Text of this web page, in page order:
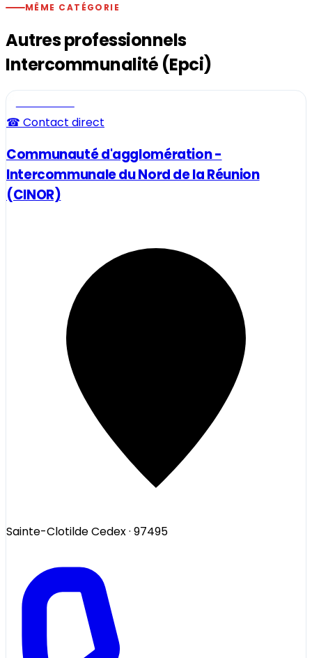
MÊME CATÉGORIE
Autres professionnels
Intercommunalité (Epci)
☎ Contact direct
Communauté d'agglomération -
Intercommunale du Nord de la Réunion
(CINOR)
Sainte-Clotilde Cedex· 97495